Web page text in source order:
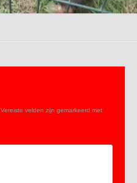
Vereiste velden zijn gemarkeerd met *